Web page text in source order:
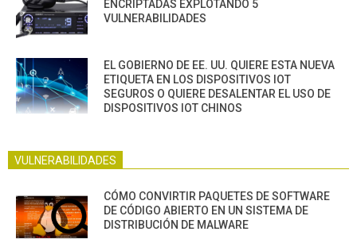
ENCRIPTADAS EXPLOTANDO 5
VULNERABILIDADES
EL GOBIERNO DE EE. UU. QUIERE ESTA NUEVA
ETIQUETA EN LOS DISPOSITIVOS IOT
SEGUROS O QUIERE DESALENTAR EL USO DE
DISPOSITIVOS IOT CHINOS
VULNERABILIDADES
CÓMO CONVIRTIR PAQUETES DE SOFTWARE
DE CÓDIGO ABIERTO EN UN SISTEMA DE
DISTRIBUCIÓN DE MALWARE